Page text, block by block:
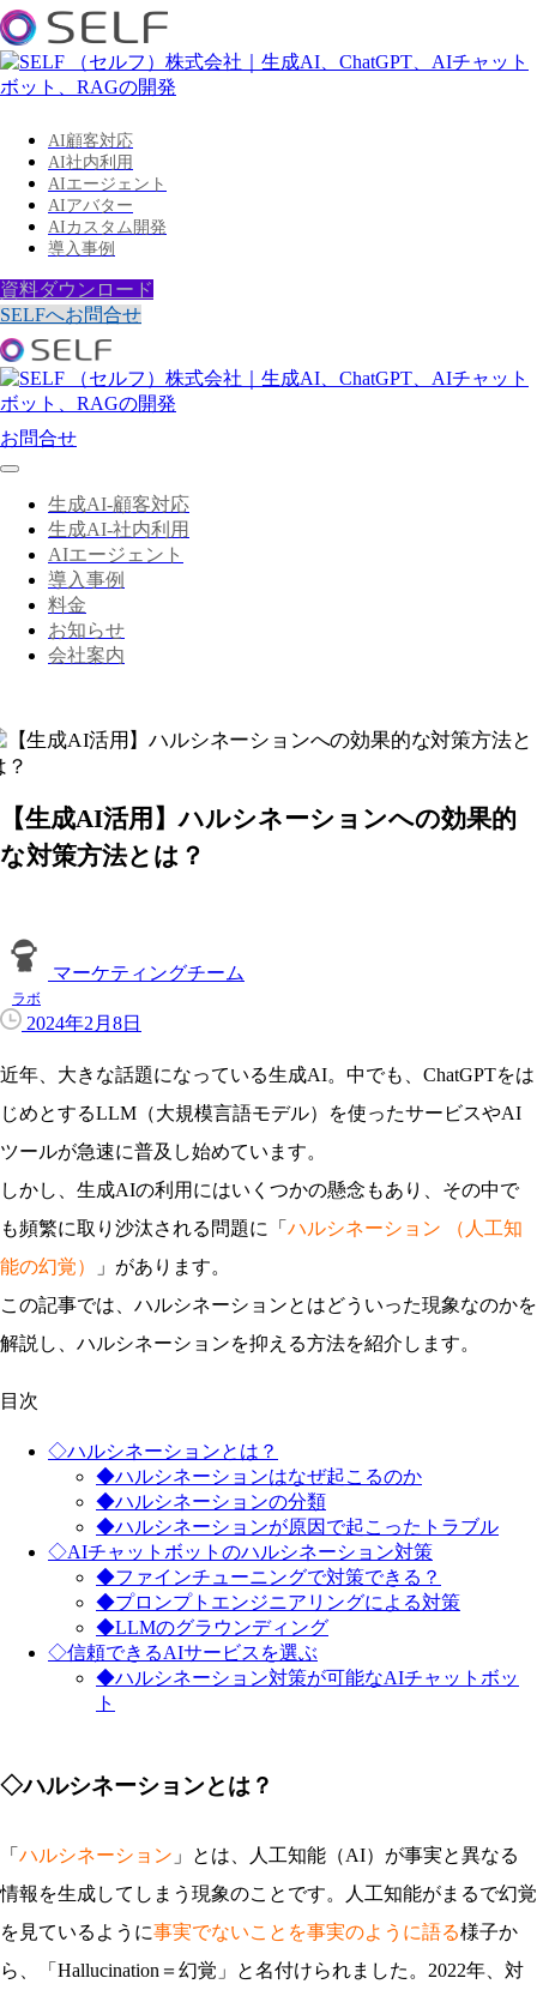
AI顧客対応
AI社内利用
AIエージェント
AIアバター
AIカスタム開発
導入事例
資料ダウンロード
SELFへお問合せ
お問合せ
生成AI-顧客対応
生成AI-社内利用
AIエージェント
導入事例
料金
お知らせ
会社案内
【生成AI活用】ハルシネーションへの効果的
な対策方法とは？
マーケティングチーム
ラボ
2024年2月8日
近年、大きな話題になっている生成AI。中でも、ChatGPTをは
じめとするLLM（大規模言語モデル）を使ったサービスやAI
ツールが急速に普及し始めています。
しかし、生成AIの利用にはいくつかの懸念もあり、その中で
も頻繁に取り沙汰される問題に「 ハルシネーション （人工知
能の幻覚）
」があります。
この記事では、ハルシネーションとはどういった現象なのかを
解説し、ハルシネーションを抑える方法を紹介します。
目次
◇ハルシネーションとは？
◆ハルシネーションはなぜ起こるのか
◆ハルシネーションの分類
◆ハルシネーションが原因で起こったトラブル
◇AIチャットボットのハルシネーション対策
◆ファインチューニングで対策できる？
◆プロンプトエンジニアリングによる対策
◆LLMのグラウンディング
◇信頼できるAIサービスを選ぶ
◆ハルシネーション対策が可能なAIチャットボッ
ト
◇ハルシネーションとは？
「 ハルシネーション 」とは、人工知能（AI）が事実と異なる
情報を生成してしまう現象のことです。人工知能がまるで幻覚
を見ているように事実でないことを事実のように語る様子か
ら、「Hallucination＝幻覚」と名付けられました。2022年、対